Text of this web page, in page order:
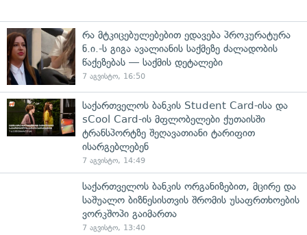
რა მტკიცებულებებით ედავება პროკურატურა
ნ.ი.-ს გიგა ავალიანის საქმეზე ძალადობის
წაქეზებას — საქმის დეტალები
7 აგვისტო, 16:50
საქართველოს ბანკის Student Card-ისა და
sCool Card-ის მფლობელები ქუთაისში
ტრანსპორტზე შეღავათიანი ტარიფით
ისარგებლებენ
7 აგვისტო, 14:49
საქართველოს ბანკის ორგანიზებით, მცირე და
საშუალო ბიზნესისთვის შრომის უსაფრთხოების
ვორკშოპი გაიმართა
7 აგვისტო, 13:40